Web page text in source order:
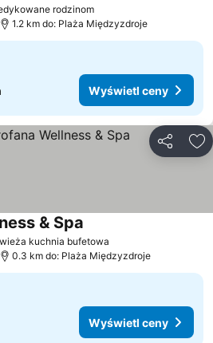
rodzinom
1.2 km do: Plaża Międzyzdroje
Wyświetl ceny
kuchnia bufetowa
& Spa
0.3 km do: Plaża Międzyzdroje
Wyświetl ceny